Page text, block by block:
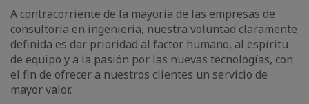
A contracorriente de la mayoría de las empresas de
consultoría en ingeniería, nuestra voluntad claramente
definida es dar prioridad al factor humano, al espíritu
de equipo y a la pasión por las nuevas tecnologías, con
el fin de ofrecer a nuestros clientes un servicio de
mayor valor.